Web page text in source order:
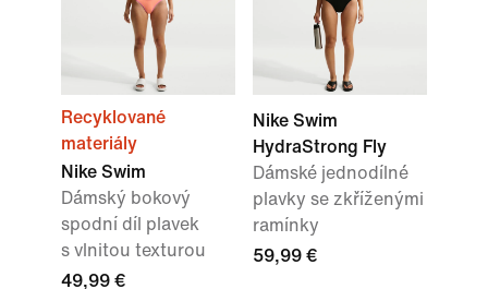
Recyklované
materiály
Nike Swim
Dámský bokový
spodní díl plavek
s vlnitou texturou
49,99 €
Nike Swim
HydraStrong Fly
Dámské jednodílné
plavky se zkříženými
ramínky
59,99 €